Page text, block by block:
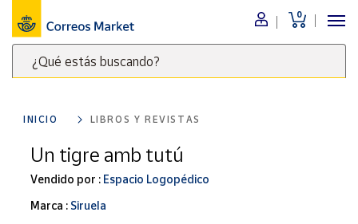
0
¿Qué estás buscando?
clave
para
buscar
productos
Menú
Nuestro
catálogo
Alimentación
Bebidas
Ocio y cultura
Juguetes y
INICIO LIBROS Y REVISTAS
Un tigre amb tutú
Vendido por : Espacio Logopédico
Marca : Siruela